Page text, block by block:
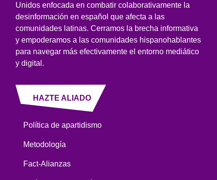
Unidos enfocada en combatir colaborativamente la
desinformación en español que afecta a las
comunidades latinas. Cerramos la brecha informativa
y empoderamos a las comunidades hispanohablantes
para navegar más efectivamente el entorno mediático
y digital.
HAZTE ALIADO
Política de apartidismo
Metodología
Fact-Alianzas